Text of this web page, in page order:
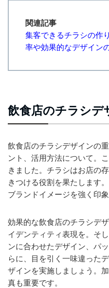
関連記事
集客できるチラシの作
率や効果的なデザイン
飲食店のチラシデ
飲食店のチラシデザインの
ント、活用方法について。
きました。チラシはお店の
きつける役割を果たします
ブランドイメージを強く印
効果的な飲食店のチラシデ
イデンティティ表現を。そ
ンに合わせたデザイン、パ
らに、目を引く一味違った
ザインを実施しましょう。
真も重要です。